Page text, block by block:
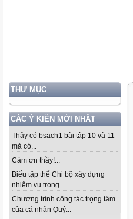
THƯ MỤC
CÁC Ý KIẾN MỚI NHẤT
Thầy có bsach1 bài tập 10 và 11
mà có...
Cảm ơn thầy!...
Biểu tập thể Chi bộ xây dựng
nhiệm vụ trọng...
Chương trình công tác trọng tâm
của cá nhân Quý...